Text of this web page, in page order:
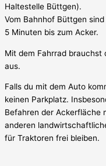
Haltestelle Büttgen).
Vom Bahnhof Büttgen
5 Minuten bis zum Acker.
Mit dem Fahrrad brauchst
aus.
Falls du mit dem Auto
keinen Parkplatz.
Befahren der Ackerfläche
anderen
für Traktoren frei bleiben.